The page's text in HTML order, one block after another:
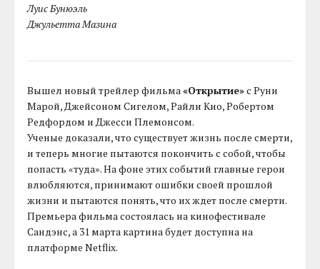
Луис Бунюэль
Джульетта Мазина
Вышел новый трейлер фильма«Открытие»с Руни
Марой, Джейсоном Сигелом, Райли Кио, Робертом
Редфордом и Джесси Племонсом.
Ученые доказали, что существует жизнь после смерти,
и теперь многие пытаются покончить с собой, чтобы
попасть «туда». На фоне этих событий главные герои
влюбляются, принимают ошибки своей прошлой
жизни и пытаются понять, что их ждет после смерти.
Премьера фильма состоялась на кинофестивале
Сандэнс, а 31 марта картина будет доступна на
платформе Netflix.